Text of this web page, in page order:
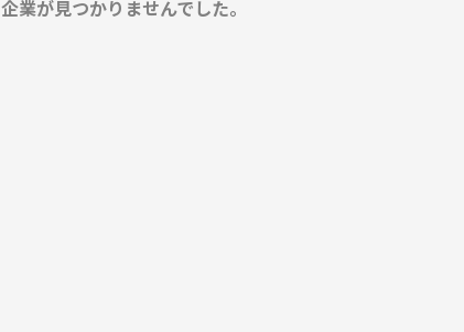
企業が見つかりませんでした。